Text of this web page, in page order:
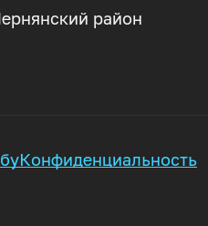
район
Конфиденциальность